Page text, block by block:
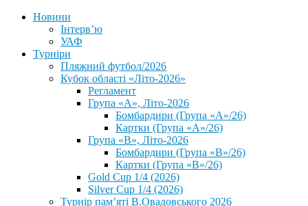
Новини
Інтерв’ю
УАФ
Турніри
Пляжний футбол/2026
Кубок області «Літо-2026»
Регламент
Група «А», Літо-2026
Бомбардири (Група «А»/26)
Картки (Група «А»/26)
Група «В», Літо-2026
Бомбардири (Група «В»/26)
Картки (Група «В»/26)
Gold Cup 1/4 (2026)
Silver Cup 1/4 (2026)
Турнір пам’яті В.Овадовського 2026